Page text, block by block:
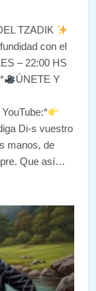
TZADIK
con el
– 22:00 HS
ÚNETE Y
YouTube:*
Di-s vuestro
manos, de
Que así…